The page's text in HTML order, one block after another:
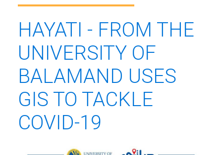
HAYATI - FROM THE
UNIVERSITY OF
BALAMAND USES
GIS TO TACKLE
COVID-19